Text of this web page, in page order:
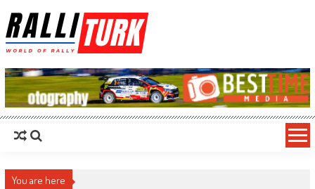
RalliTurk
You are here